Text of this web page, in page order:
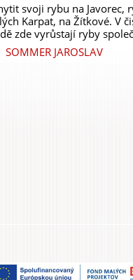
svoji rybu na Javorec,
Karpat, na Žítkové. V
zde vyrůstají ryby
SOMMER JAROSLAV